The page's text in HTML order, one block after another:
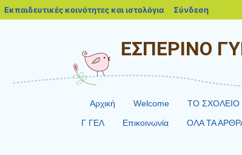
ΕΣΠΕΡΙΝΟ
Αρχική Welcome ΤΟ
Γ ΓΕΛ
Επικοινωνία ΟΛΑ ΤΑ
Εκπαιδευτικές κοινότητες και ιστολόγια blogs.sch.gr
Σύνδεση